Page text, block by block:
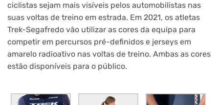
ciclistas sejam mais visíveis pelos automobilistas nas
suas voltas de treino em estrada. Em 2021, os atletas
Trek-Segafredo vão utilizar as cores da equipa para
competir em percursos pré-definidos e jerseys em
amarelo radioativo nas voltas de treino. Ambas as cores
estão disponíveis para o público.